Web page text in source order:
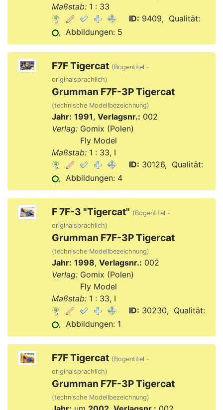
Maßstab:1 : 33
ID: 9409, Qualität:
, Abbildungen: 5
F7F Tigercat (Bogentitel -
originalsprachlich)
Grumman F7F-3P Tigercat
(technische Modellbezeichnung)
Jahr: 1991, Verlagsnr.: 002
Verlag:Gomix (Polen)
Fly Model
Maßstab:1 : 33, I
ID: 30126, Qualität:
, Abbildungen: 4
F 7F-3 "Tigercat" (Bogentitel -
originalsprachlich)
Grumman F7F-3P Tigercat
(technische Modellbezeichnung)
Jahr: 1998, Verlagsnr.: 002
Verlag:Gomix (Polen)
Fly Model
Maßstab:1 : 33, I
ID: 30230, Qualität:
, Abbildungen: 1
F7F Tigercat (Bogentitel -
originalsprachlich)
Grumman F7F-3P Tigercat
(technische Modellbezeichnung)